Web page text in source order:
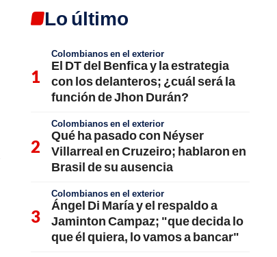
Lo último
Colombianos en el exterior
El DT del Benfica y la estrategia
con los delanteros; ¿cuál será la
función de Jhon Durán?
Colombianos en el exterior
Qué ha pasado con Néyser
Villarreal en Cruzeiro; hablaron en
Brasil de su ausencia
Colombianos en el exterior
Ángel Di María y el respaldo a
Jaminton Campaz; "que decida lo
que él quiera, lo vamos a bancar"